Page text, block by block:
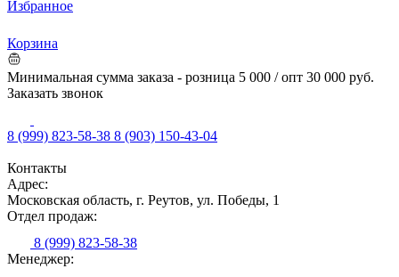
Избранное
Корзина
Минимальная сумма заказа - розница 5 000 / опт 30 000 руб.
Заказать звонок
8 (999) 823-58-38 8 (903) 150-43-04
Контакты
Адрес:
Московская область, г. Реутов, ул. Победы, 1
Отдел продаж:
8 (999) 823-58-38
Менеджер: